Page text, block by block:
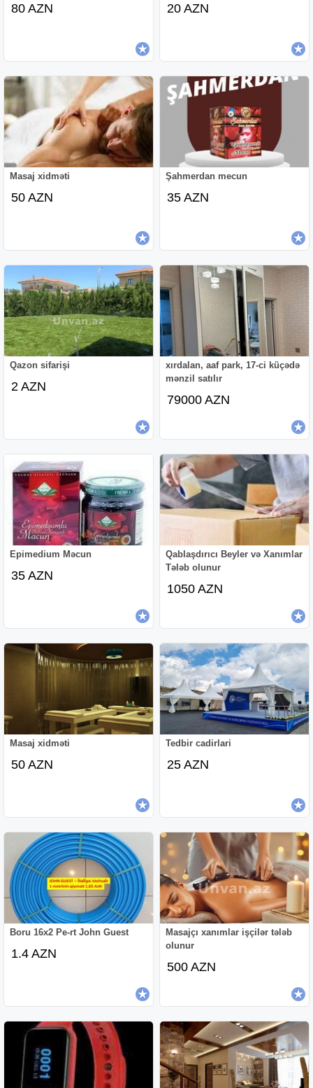
80 AZN 20 AZN
Masaj xidməti
50 AZN
Şahmerdan mecun
35 AZN
Qazon sifarişi
2 AZN
xırdalan, aaf park, 17-ci küçədə
mənzil satılır
79000 AZN
Epimedium Məcun
35 AZN
Qablaşdırıcı Beyler və Xanımlar
Tələb olunur
1050 AZN
Masaj xidməti
50 AZN
Tedbir cadirlari
25 AZN
Boru 16x2 Pe-rt John Guest
1.4 AZN
Masajçı xanımlar işçilər tələb
olunur
500 AZN